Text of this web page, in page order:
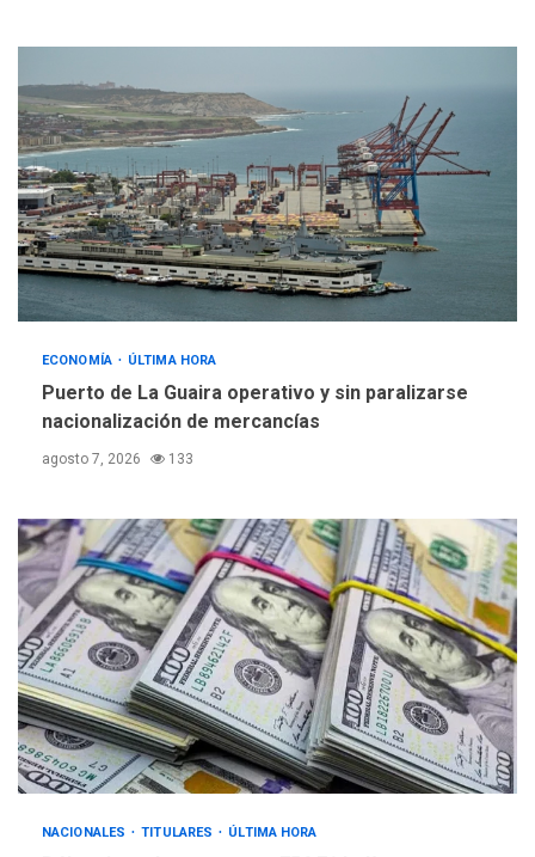
ECONOMÍA ÚLTIMA HORA
Puerto de La Guaira operativo y sin paralizarse
nacionalización de mercancías
agosto 7, 2026 133
NACIONALES TITULARES ÚLTIMA HORA